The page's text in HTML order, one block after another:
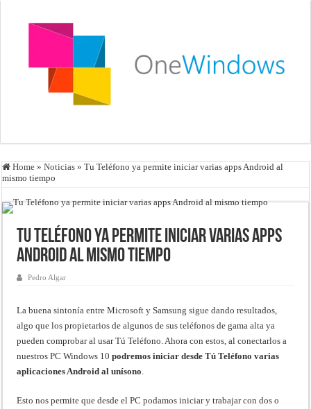
Home » Noticias » Tu Teléfono ya permite iniciar varias apps Android al
mismo tiempo
Tu Teléfono ya permite iniciar varias apps
Android al mismo tiempo
Pedro Algar
La buena sintonía entre Microsoft y Samsung sigue dando resultados,
algo que los propietarios de algunos de sus teléfonos de gama alta ya
pueden comprobar al usar Tú Teléfono. Ahora con estos, al conectarlos a
nuestros PC Windows 10podremos iniciar desde Tú Teléfono varias
aplicaciones Android al unísono
Esto nos permite que desde el PC podamos iniciar y trabajar con dos o